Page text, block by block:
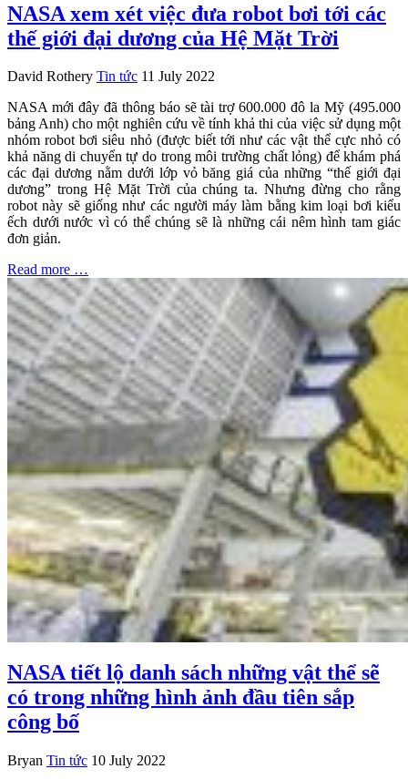
NASA xem xét việc đưa robot bơi tới các
thế giới đại dương của Hệ Mặt Trời
David Rothery Tin tức 11 July 2022
NASA mới đây đã thông báo sẽ tài trợ 600.000 đô la Mỹ (495.000
bảng Anh) cho một nghiên cứu về tính khả thi của việc sử dụng một
nhóm robot bơi siêu nhỏ (được biết tới như các vật thể cực nhỏ có
khả năng di chuyển tự do trong môi trường chất lỏng) để khám phá
các đại dương nằm dưới lớp vỏ băng giá của những “thế giới đại
dương” trong Hệ Mặt Trời của chúng ta. Nhưng đừng cho rằng
robot này sẽ giống như các người máy làm bằng kim loại bơi kiểu
ếch dưới nước vì có thể chúng sẽ là những cái nêm hình tam giác
đơn giản.
Read more …
NASA tiết lộ danh sách những vật thể sẽ
có trong những hình ảnh đầu tiên sắp
công bố
Bryan Tin tức 10 July 2022